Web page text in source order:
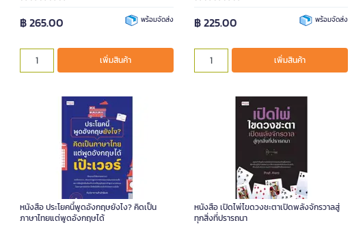
฿ 265.00 พร้อมจัดส่ง
เพิ่มสินค้า
฿ 225.00 พร้อมจัดส่ง
เพิ่มสินค้า
หนังสือ ประโยคนี้พูดอังกฤษยังไง? คิดเป็น
ภาษาไทยแต่พูดอังกฤษได้
หนังสือ เปิดไพ่ไขดวงชะตาเปิดพลังจักรวาลสู่
ทุกสิ่งที่ปรารถนา